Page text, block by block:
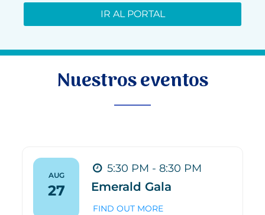
IR AL PORTAL
Nuestros eventos
AUG
27
5:30 PM - 8:30 PM
Emerald Gala
FIND OUT MORE